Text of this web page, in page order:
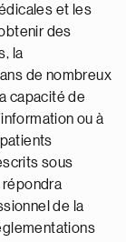
et les
des
la
de nombreux
capacité de
ou à
sous
répondra
de la